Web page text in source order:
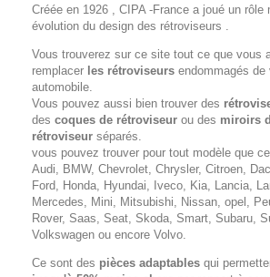
Créée en 1926 , CIPA -France a joué un rôle
évolution du design des rétroviseurs .
Vous trouverez sur ce site tout ce que vous
remplacer les rétroviseurs endommagés
automobile.
Vous pouvez aussi bien trouver des
des coques de rétroviseur ou des miroirs
rétroviseur séparés.
vous pouvez trouver pour tout modèle que
Audi, BMW, Chevrolet, Chrysler, Citroen,
Ford, Honda, Hyundai, Iveco, Kia, Lancia,
Mercedes, Mini, Mitsubishi, Nissan, opel,
Rover, Saas, Seat, Skoda, Smart, Subaru,
Volkswagen ou encore Volvo.
Ce sont des pièces adaptables qui